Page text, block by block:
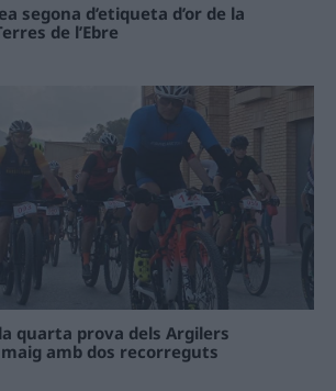
segona d’etiqueta d’or de la
de l’Ebre
quarta prova dels Argilers
amb dos recorreguts